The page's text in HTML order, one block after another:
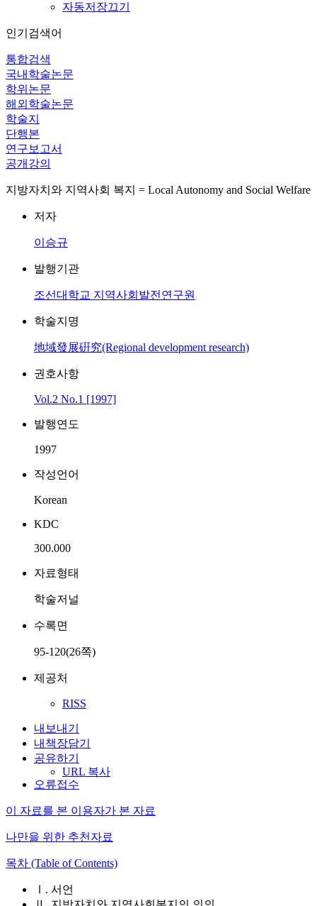
자동저장끄기
인기검색어
통합검색
국내학술논문
학위논문
해외학술논문
학술지
단행본
연구보고서
공개강의
지방자치와 지역사회 복지 = Local Autonomy and Social Welfare
저자
이승규
발행기관
조선대학교 지역사회발전연구원
학술지명
地域發展硏究(Regional development research)
권호사항
Vol.2 No.1 [1997]
발행연도
1997
작성언어
Korean
KDC
300.000
자료형태
학술저널
수록면
95-120(26쪽)
제공처
RISS
내보내기
내책장담기
공유하기
URL 복사
오류접수
이 자료를 본 이용자가 본 자료
나만을 위한 추천자료
목차 (Table of Contents)
Ⅰ. 서언